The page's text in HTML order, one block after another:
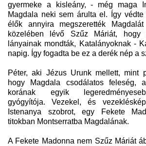
gyermeke a kisleány, - még maga
Magdala neki sem árulta el. Így
élők annyira megszerették
közelében lévő Szűz Máriát, hogy
lányainak mondták, Katalányoknak -
napig. Így fogadta be ez a derék nép a
Péter, aki Jézus Urunk mellett, mint
hogy Magdala csodálatos feleség,
korának egyik
gyógyítója. Vezekel, és
Istenanya szobrot, egy Fekete
titokban Montserratba Magdalának.
A Fekete Madonna nem Szűz Máriát